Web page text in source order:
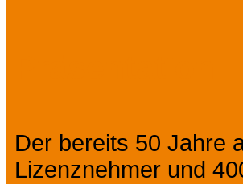
Der bereits 50 Jahre
Lizenznehmer und